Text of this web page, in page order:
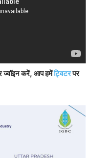
ज्वॉइन करें, आप हमेंट्विटरपर